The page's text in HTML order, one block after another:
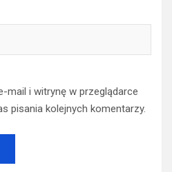
mail i witrynę w przeglądarce
pisania kolejnych komentarzy.